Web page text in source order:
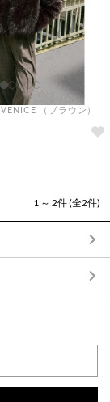
（ブラウン）
1 ～ 2件 (全2件)